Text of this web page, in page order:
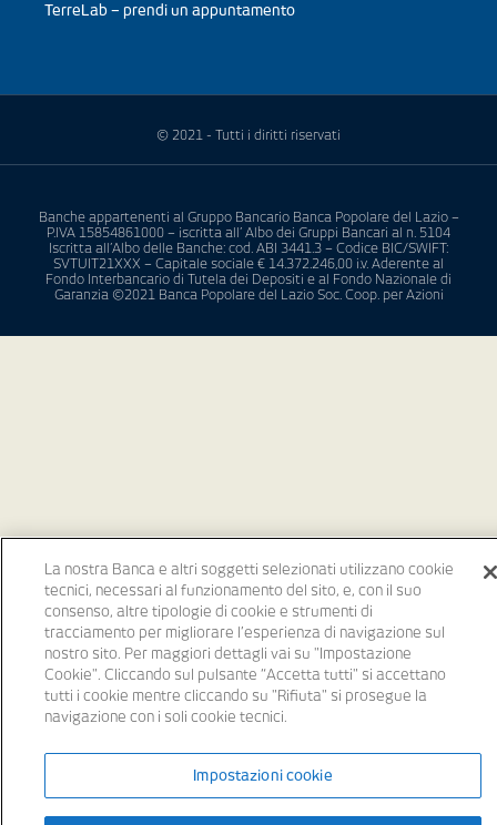
TerreLab – prendi un appuntamento
© 2021 - Tutti i diritti riservati
Banche appartenenti al Gruppo Bancario Banca Popolare del Lazio –
P.IVA 15854861000 – iscritta all’ Albo dei Gruppi Bancari al n. 5104
Iscritta all’Albo delle Banche: cod. ABI 3441.3 – Codice BIC/SWIFT:
SVTUIT21XXX – Capitale sociale € 14.372.246,00 i.v. Aderente al
Fondo Interbancario di Tutela dei Depositi e al Fondo Nazionale di
Garanzia ©2021 Banca Popolare del Lazio Soc. Coop. per Azioni
La nostra Banca e altri soggetti selezionati utilizzano cookie
tecnici, necessari al funzionamento del sito, e, con il suo
consenso, altre tipologie di cookie e strumenti di
tracciamento per migliorare l’esperienza di navigazione sul
nostro sito. Per maggiori dettagli vai su "Impostazione
Cookie". Cliccando sul pulsante “Accetta tutti" si accettano
tutti i cookie mentre cliccando su "Rifiuta" si prosegue la
navigazione con i soli cookie tecnici.
Impostazioni cookie